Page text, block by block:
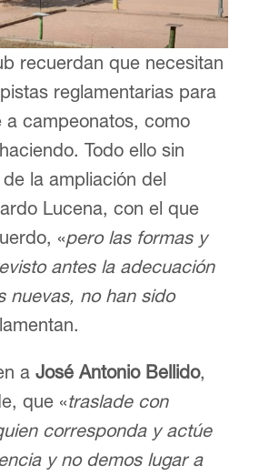
recuerdan que necesitan
reglamentarias para
a campeonatos, como
Todo ello sin
la ampliación del
Lucena, con el que
«pero las formas y
antes la adecuación
nuevas, no han sido
a José Antonio Bellido,
que «traslade con
corresponda y actúe
y no demos lugar a